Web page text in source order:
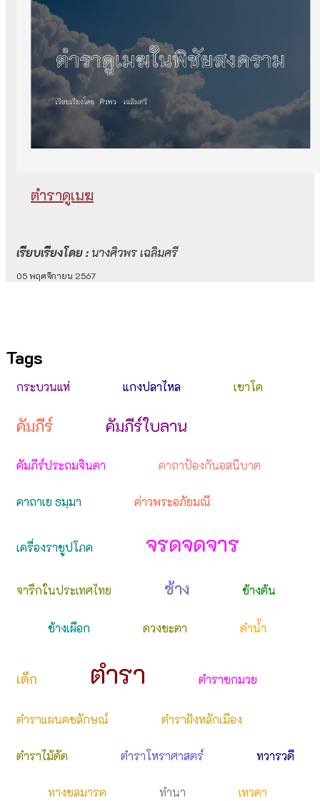
ตำราดูเมฆ
เรียบเรียงโดย : นางศิวพร เฉลิมศรี
05 พฤศจิกายน 2567
Tags
กระบวนแห่ แกงปลาไหล เขาโค
คัมภีร์ คัมภีร์ใบลาน
คัมภีร์ประถมจินดา คาถาป้องกันอสนีบาต
คาถาเย ธมฺมา ค่าวพระอภัยมณี
เครื่องราชูปโภค จรดจดจาร
จารึกในประเทศไทย ช้าง ช้างต้น
ช้างเผือก ดวงชะตา ดำน้ำ
เด็ก ตำรา ตำราชกมวย
ตำราแผนคชลักษณ์ ตำราฝังหลักเมือง
ตำราไม้ดัด ตำราโหราศาสตร์ ทวารวดี
ทางชลมารค ทำนา เทวดา